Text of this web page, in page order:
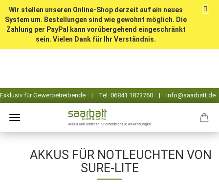
Wir stellen unseren Online-Shop derzeit auf ein neues
System um. Bestellungen sind wie gewohnt möglich. Die
Zahlung per PayPal kann vorübergehend eingeschränkt
sein. Vielen Dank für Ihr Verständnis.
AKKUS FÜR NOTLEUCHTEN VON
SURE-LITE